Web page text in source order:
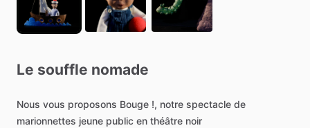
Le souffle nomade
Nous vous proposons Bouge !, notre spectacle de
marionnettes jeune public en théâtre noir